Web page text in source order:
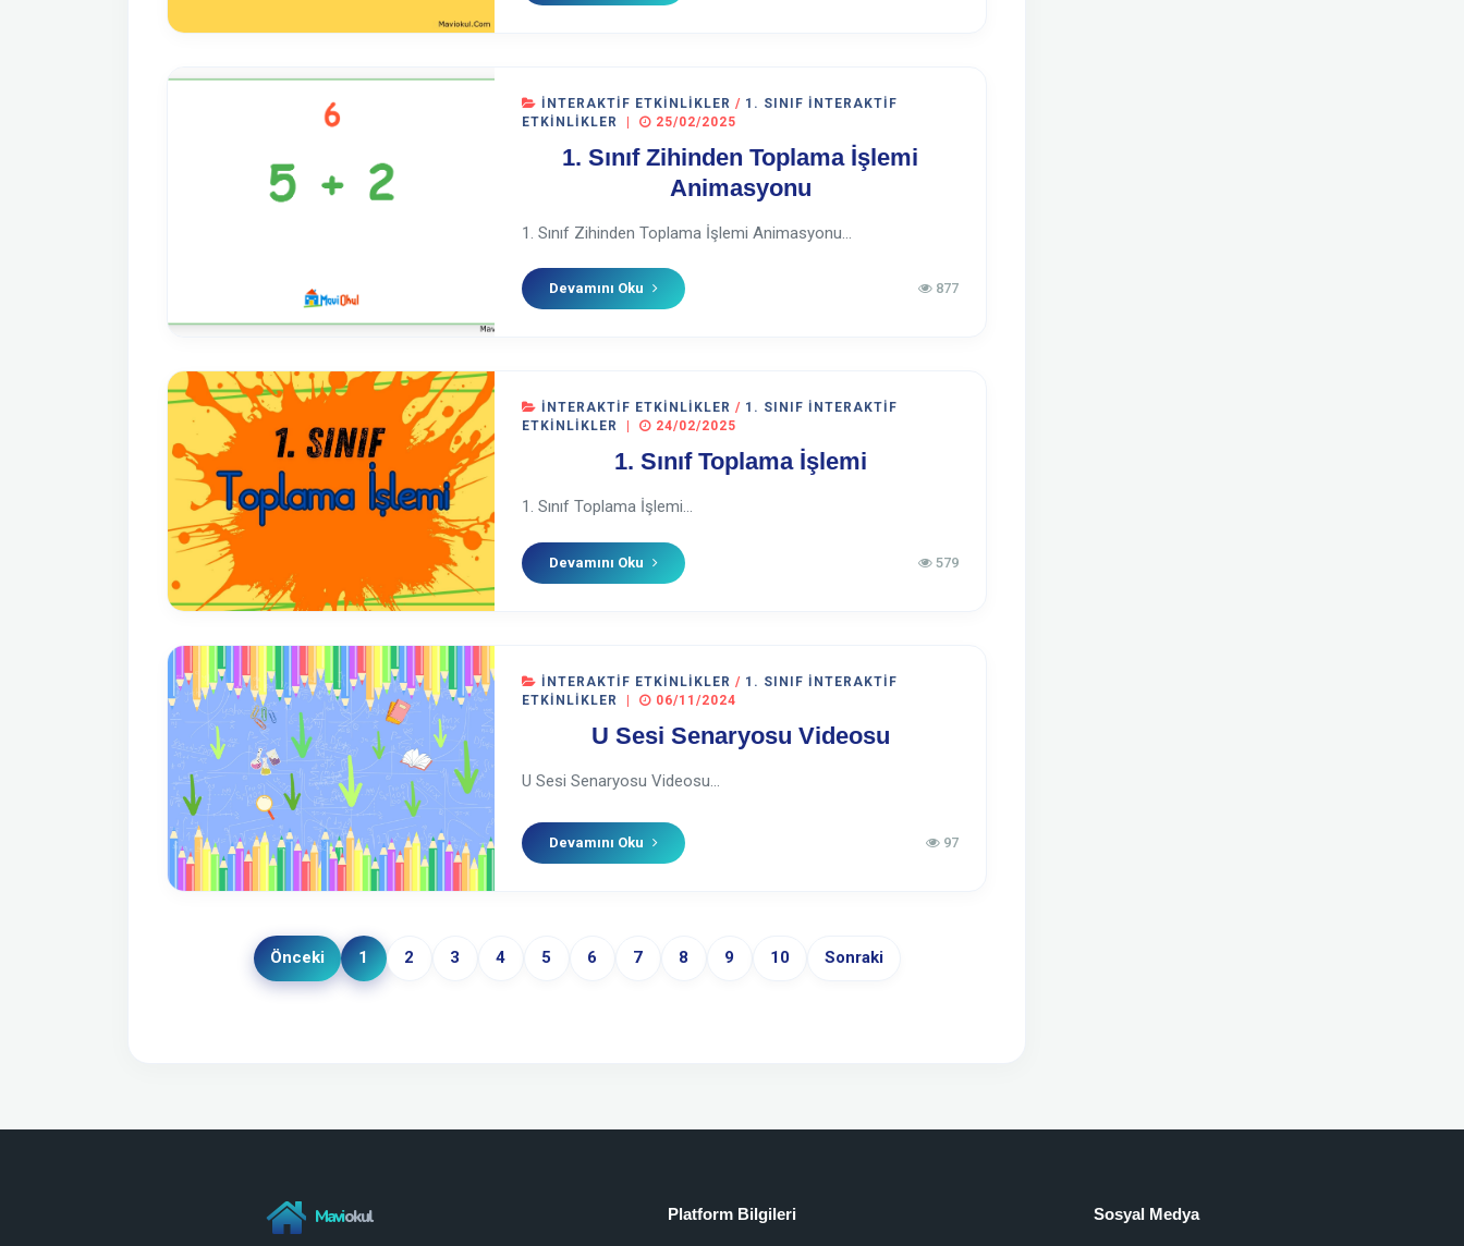
İNTERAKTIF ETKINLIKLER / 1. SINIF İNTERAKTIF
ETKINLIKLER
| 25/02/2025
1. Sınıf Zihinden Toplama İşlemi
Animasyonu
1. Sınıf Zihinden Toplama İşlemi Animasyonu...
Devamını Oku 877
İNTERAKTIF ETKINLIKLER / 1. SINIF İNTERAKTIF
ETKINLIKLER
| 24/02/2025
1. Sınıf Toplama İşlemi
1. Sınıf Toplama İşlemi...
Devamını Oku 579
İNTERAKTIF ETKINLIKLER / 1. SINIF İNTERAKTIF
ETKINLIKLER
| 06/11/2024
U Sesi Senaryosu Videosu
U Sesi Senaryosu Videosu...
Devamını Oku 97
Önceki 1 2 3 4 5 6 7 8 9 10 Sonraki
Maviokul Platform Bilgileri Sosyal Medya